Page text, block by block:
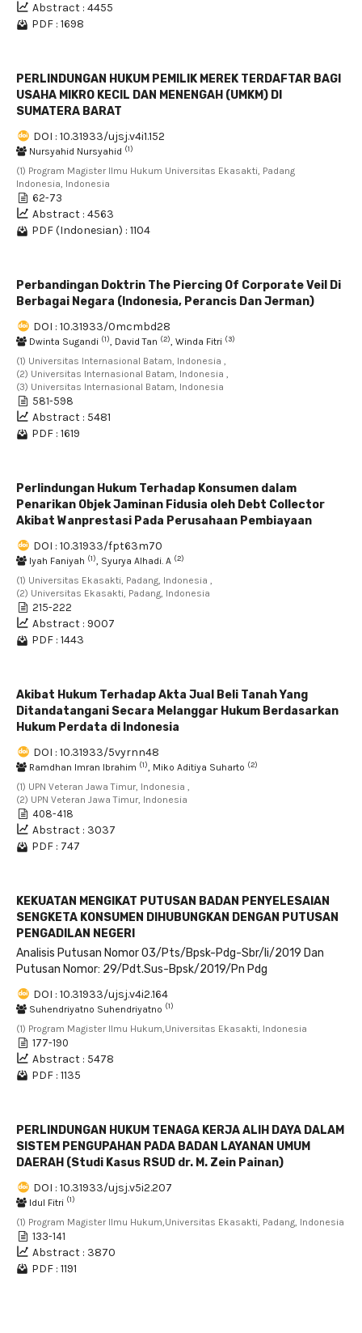
Abstract : 4455
PDF : 1698
PERLINDUNGAN HUKUM PEMILIK MEREK TERDAFTAR BAGI
USAHA MIKRO KECIL DAN MENENGAH (UMKM) DI
SUMATERA BARAT
DOI : 10.31933/ujsj.v4i1.152
Nursyahid Nursyahid (1)
(1) Program Magister Ilmu Hukum Universitas Ekasakti, Padang
Indonesia, Indonesia
62-73
Abstract : 4563
PDF (Indonesian) : 1104
Perbandingan Doktrin The Piercing Of Corporate Veil Di
Berbagai Negara (Indonesia, Perancis Dan Jerman)
DOI : 10.31933/0mcmbd28
Dwinta Sugandi (1), David Tan (2), Winda Fitri (3)
(1) Universitas Internasional Batam, Indonesia ,
(2) Universitas Internasional Batam, Indonesia ,
(3) Universitas Internasional Batam, Indonesia
581-598
Abstract : 5481
PDF : 1619
Perlindungan Hukum Terhadap Konsumen dalam
Penarikan Objek Jaminan Fidusia oleh Debt Collector
Akibat Wanprestasi Pada Perusahaan Pembiayaan
DOI : 10.31933/fpt63m70
Iyah Faniyah (1), Syurya Alhadi. A (2)
(1) Universitas Ekasakti, Padang, Indonesia ,
(2) Universitas Ekasakti, Padang, Indonesia
215-222
Abstract : 9007
PDF : 1443
Akibat Hukum Terhadap Akta Jual Beli Tanah Yang
Ditandatangani Secara Melanggar Hukum Berdasarkan
Hukum Perdata di Indonesia
DOI : 10.31933/5vyrnn48
Ramdhan Imran Ibrahim (1), Miko Aditiya Suharto (2)
(1) UPN Veteran Jawa Timur, Indonesia ,
(2) UPN Veteran Jawa Timur, Indonesia
408-418
Abstract : 3037
PDF : 747
KEKUATAN MENGIKAT PUTUSAN BADAN PENYELESAIAN
SENGKETA KONSUMEN DIHUBUNGKAN DENGAN PUTUSAN
PENGADILAN NEGERI
Analisis Putusan Nomor 03/Pts/Bpsk-Pdg-Sbr/Ii/2019 Dan
Putusan Nomor: 29/Pdt.Sus-Bpsk/2019/Pn Pdg
DOI : 10.31933/ujsj.v4i2.164
Suhendriyatno Suhendriyatno (1)
(1) Program Magister Ilmu Hukum,Universitas Ekasakti, Indonesia
177-190
Abstract : 5478
PDF : 1135
PERLINDUNGAN HUKUM TENAGA KERJA ALIH DAYA DALAM
SISTEM PENGUPAHAN PADA BADAN LAYANAN UMUM
DAERAH (Studi Kasus RSUD dr. M. Zein Painan)
DOI : 10.31933/ujsj.v5i2.207
Idul Fitri (1)
(1) Program Magister Ilmu Hukum,Universitas Ekasakti, Padang, Indonesia
133-141
Abstract : 3870
PDF : 1191